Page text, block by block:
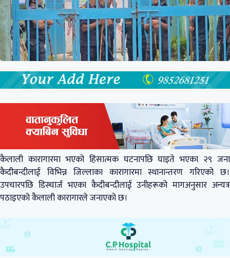
कैलाली कारागारमा भएको हिंसात्मक घटनापछि घाइते भएका २९ जना
कैदीबन्दीलाई विभिन्न जिल्लाका कारागारमा स्थानान्तरण गरिएको छ।
उपचारपछि डिस्चार्ज भएका कैदीबन्दीलाई उनीहरूको मागअनुसार अन्यत्र
पठाइएको कैलाली कारागारले जनाएको छ।